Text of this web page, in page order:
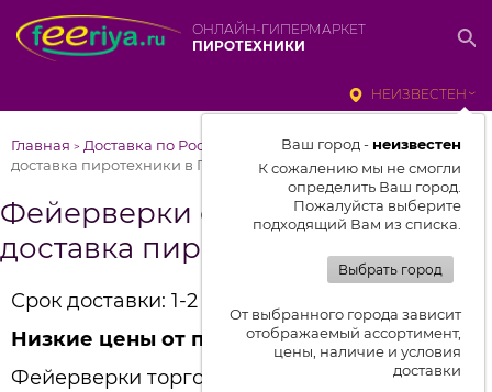
ОНЛАЙН-ГИПЕРМАРКЕТ
ПИРОТЕХНИКИ
НЕИЗВЕСТЕН
Ваш город - неизвестен
К сожалению мы не смогли
определить Ваш город.
Пожалуйста выберите
подходящий Вам из списка.
Выбрать город
От выбранного города зависит
отображаемый ассортимент,
цены, наличие и условия
доставки
Главная > Доставка по России
Фейерверки от Феерии –
доставка пиротехники в Пенза
Фейерверки от Феерии –
доставка пиротехники в Пенза
Срок доставки: 1-2 дня
Низкие цены от производителя
Фейерверки торговых марок
«Феерия»и